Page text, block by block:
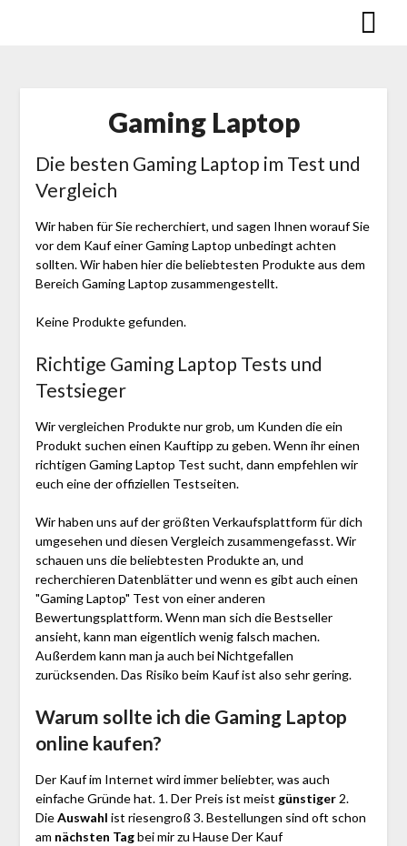
Gaming Laptop
Die besten Gaming Laptop im Test und
Vergleich
Wir haben für Sie recherchiert, und sagen Ihnen worauf Sie
vor dem Kauf einer Gaming Laptop unbedingt achten
sollten. Wir haben hier die beliebtesten Produkte aus dem
Bereich Gaming Laptop zusammengestellt.
Keine Produkte gefunden.
Richtige Gaming Laptop Tests und
Testsieger
Wir vergleichen Produkte nur grob, um Kunden die ein
Produkt suchen einen Kauftipp zu geben. Wenn ihr einen
richtigen Gaming Laptop Test sucht, dann empfehlen wir
euch eine der offiziellen Testseiten.
Wir haben uns auf der größten Verkaufsplattform für dich
umgesehen und diesen Vergleich zusammengefasst. Wir
schauen uns die beliebtesten Produkte an, und
recherchieren Datenblätter und wenn es gibt auch einen
"Gaming Laptop" Test von einer anderen
Bewertungsplattform. Wenn man sich die Bestseller
ansieht, kann man eigentlich wenig falsch machen.
Außerdem kann man ja auch bei Nichtgefallen
zurücksenden. Das Risiko beim Kauf ist also sehr gering.
Warum sollte ich die Gaming Laptop
online kaufen?
Der Kauf im Internet wird immer beliebter, was auch
einfache Gründe hat. 1. Der Preis ist meist günstiger2.
DieAuswahl ist riesengroß 3. Bestellungen sind oft schon
am nächsten Tagbei mir zu Hause Der Kauf